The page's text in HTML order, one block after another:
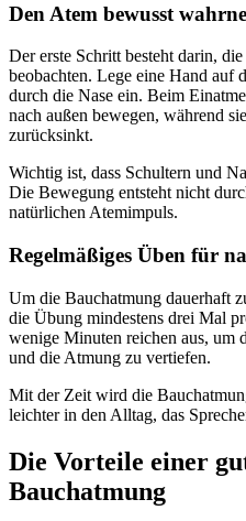
Den Atem bewusst
Der erste Schritt besteht darin,
beobachten. Lege eine Hand auf
durch die Nase ein. Beim
nach außen bewegen, während
zurücksinkt.
Wichtig ist, dass Schultern und
Die Bewegung entsteht nicht
natürlichen Atemimpuls.
Regelmäßiges Üben für
Um die Bauchatmung dauerhaft
die Übung mindestens drei Mal
wenige Minuten reichen aus, um
und die Atmung zu vertiefen.
Mit der Zeit wird die
leichter in den Alltag, das
Die Vorteile einer
Bauchatmung